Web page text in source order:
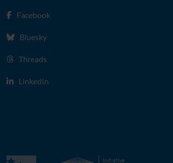
Facebook
Bluesky
Threads
LinkedIn